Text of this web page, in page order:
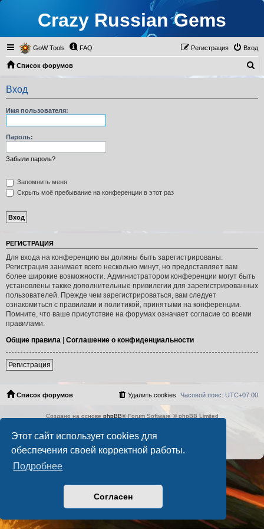
Этот сайт использует cookies для
обеспечения своей корректной работы.
Подробнее
Согласен
Crazy Russian Gems
GoW Tools FAQ Вход
Регистрация
Список форумов
о
Вход
Имя пользователя:
Пароль:
Забыли пароль?
Запомнить меня
Скрыть моё пребывание на конференции в этот раз
РЕГИСТРАЦИЯ
Для входа на конференцию вы должны быть зарегистрированы.
Регистрация занимает всего несколько минут, но предоставляет вам
более широкие возможности. Администратором конференции могут быть
установлены также дополнительные привилегии для зарегистрированных
пользователей. Прежде чем зарегистрироваться, вам следует
ознакомиться с правилами и политикой, принятыми на конференции.
Помните, что ваше присутствие на форумах означает согласие со всеми
правилами.
Общие правила | Соглашение о конфиденциальности
Регистрация
Список форумов Часовой пояс: UTC+07:00
Удалить cookies
Создано на основе phpBB® Forum Software © phpBB Limited
PS4 Pro style © Jester
Конфиденциальность |Правила